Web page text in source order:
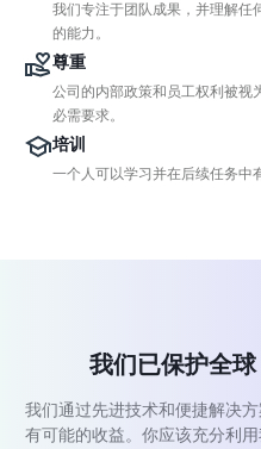
我们专注于团队成果，并理解任
的能力。
尊重
公司的内部政策和员工权利被视
必需要求。
培训
一个人可以学习并在后续任务中
我们已保护全
我们通过先进技术和便捷解决
有可能的收益。你应该充分利